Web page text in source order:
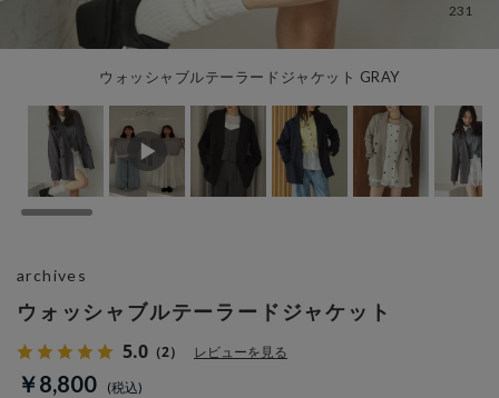
ウォッシャブルテーラードジャケット GRAY
231
ウォッシャブルテーラードジャケット
5.0 （2） レビューを見る
￥8,800
archives